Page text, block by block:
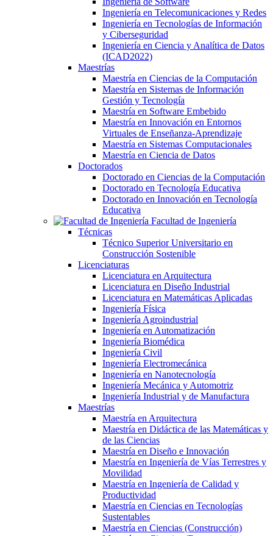
Ingeniería en Telecomunicaciones y Redes
Ingeniería en Tecnologías de Información
y Ciberseguridad
Ingeniería en Ciencia y Analítica de Datos
(ICAD2022)
Maestrías
Maestría en Ciencias de la Computación
Maestría en Sistemas de Información
Gestión y Tecnología
Maestría en Software Embebido
Maestría en Innovación en Entornos
Virtuales de Enseñanza-Aprendizaje
Maestría en Sistemas Computacionales
Maestría en Ciencia de Datos
Doctorados
Doctorado en Ciencias de la Computación
Doctorado en Tecnología Educativa
Doctorado en Innovación en Tecnología
Educativa
Facultad de Ingeniería
Técnicas
Técnico Superior Universitario en
Construcción Sostenible
Licenciaturas
Licenciatura en Arquitectura
Licenciatura en Diseño Industrial
Licenciatura en Matemáticas Aplicadas
Ingeniería Física
Ingeniería Agroindustrial
Ingeniería en Automatización
Ingeniería Biomédica
Ingeniería Civil
Ingeniería Electromecánica
Ingeniería en Nanotecnología
Ingeniería Mecánica y Automotriz
Ingeniería Industrial y de Manufactura
Maestrías
Maestría en Arquitectura
Maestría en Didáctica de las Matemáticas y
de las Ciencias
Maestría en Diseño e Innovación
Maestría en Ingeniería de Vías Terrestres y
Movilidad
Maestría en Ingeniería de Calidad y
Productividad
Maestría en Ciencias en Tecnologías
Sustentables
Maestría en Ciencias (Construcción)